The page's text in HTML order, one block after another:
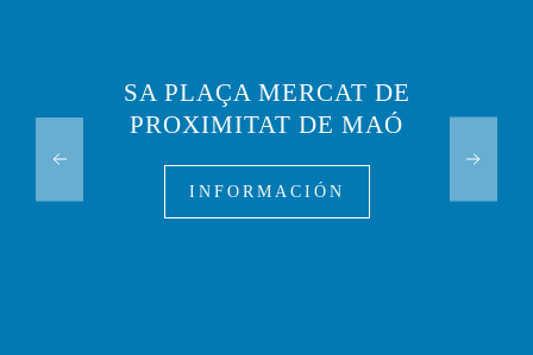
SA PLAÇA MERCAT DE
PROXIMITAT DE MAÓ
INFORMACIÓN